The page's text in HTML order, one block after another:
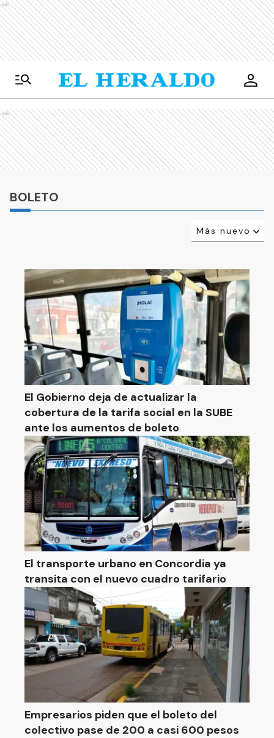
Ads
Ads
BOLETO
Más nuevo
El Gobierno deja de actualizar la
cobertura de la tarifa social en la SUBE
ante los aumentos de boleto
El transporte urbano en Concordia ya
transita con el nuevo cuadro tarifario
Empresarios piden que el boleto del
colectivo pase de 200 a casi 600 pesos